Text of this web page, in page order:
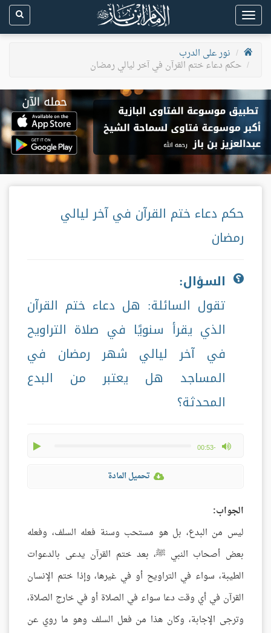
Toggle
navigation
نور على الدرب
حكم دعاء ختم القرآن في آخر ليالي رمضان
حكم دعاء ختم القرآن في آخر ليالي
رمضان
السؤال:
تقول السائلة: هل دعاء ختم القرآن
الذي يقرأ سنويًا في صلاة التراويح
في آخر ليالي شهر رمضان في
المساجد هل يعتبر من البدع
المحدثة؟
-00:53
max volume
تحميل المادة
الجواب:
ليس من البدع، بل هو مستحب وسنة فعله السلف، وفعله
بعض أصحاب النبي ﷺ، بعد ختم القرآن يدعى بالدعوات
الطيبة، سواء في التراويح أو في غيرها، وإذا ختم الإنسان
القرآن في أي وقت دعا سواء في الصلاة أو في خارج الصلاة،
وترجى الإجابة، وكان هذا من فعل السلف وهو ما روي عن